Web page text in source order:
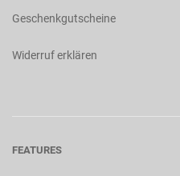
Geschenkgutscheine
Widerruf erklären
FEATURES